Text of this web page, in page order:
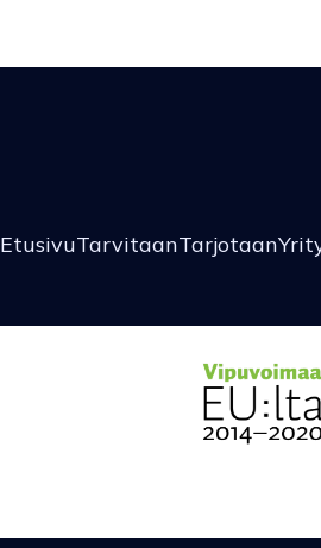
EtusivuTarvitaanTarjotaan